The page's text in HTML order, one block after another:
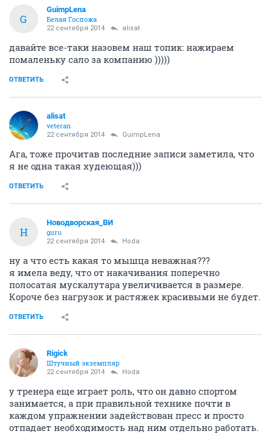
G
GuimpLena
Белая Госпожа
22 сентября 2014 alisat
давайте все-таки назовем наш топик: нажираем
помаленьку сало за компанию )))))
ОТВЕТИТЬ
alisat
veteran
22 сентября 2014 GuimpLena
Ага, тоже прочитав последние записи заметила, что
я не одна такая худеющая)))
ОТВЕТИТЬ
Н
Новодворcкая_ВИ
guru
22 сентября 2014 Hoda
ну а что есть какая то мышца неважная???
я имела веду, что от накачивания поперечно
полосатая мускалутара увеличивается в размере.
Короче без нагрузок и растяжек красивыми не будет.
ОТВЕТИТЬ
Rigick
Штучный экземпляр
22 сентября 2014 Hoda
у тренера еще играет роль, что он давно спортом
занимается, а при правильной технике почти в
каждом упражнении задействован пресс и просто
отпадает необходимость над ним отдельно работать.